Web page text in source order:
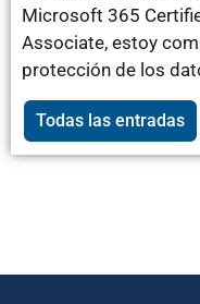
Microsoft 365
Associate, estoy
protección de los
Todas las entradas